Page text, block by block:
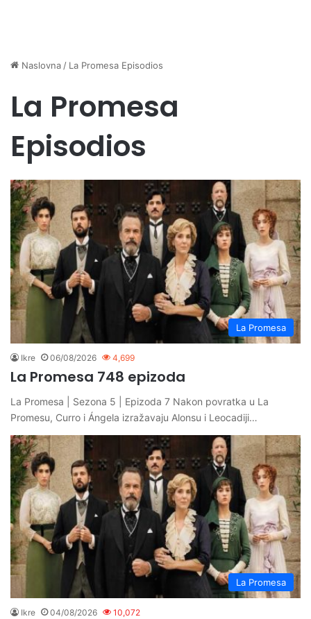
Naslovna / La Promesa Episodios
La Promesa
Episodios
La Promesa
Ikre 06/08/2026 4,699
La Promesa 748 epizoda
La Promesa | Sezona 5 | Epizoda 7 Nakon povratka u La
Promesu, Curro i Ángela izražavaju Alonsu i Leocadiji…
La Promesa
Ikre 04/08/2026 10,072